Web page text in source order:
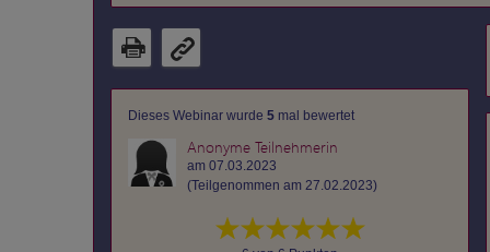
Dieses Webinar wurde 5 mal bewertet
Anonyme Teilnehmerin
am 07.03.2023
(Teilgenommen am 27.02.2023)